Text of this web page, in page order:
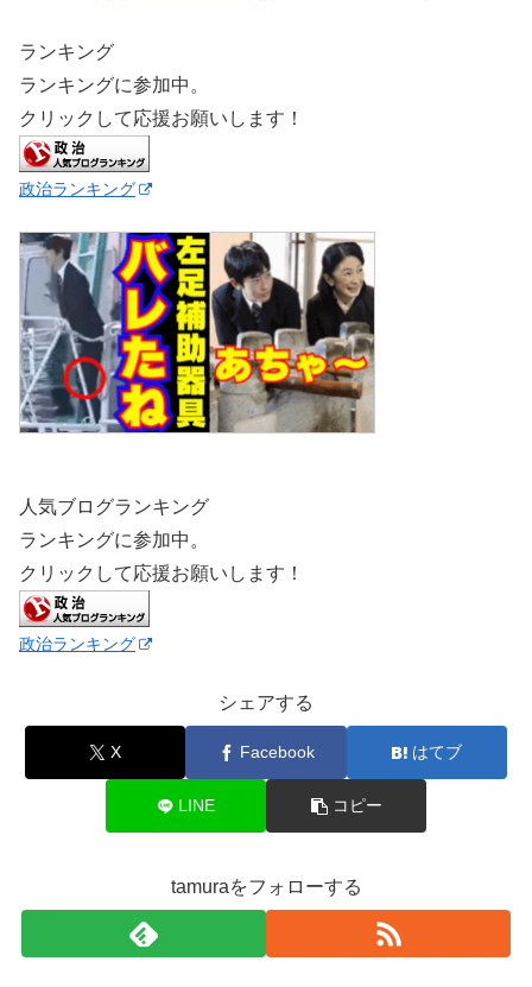
ランキング
ランキングに参加中。
クリックして応援お願いします！
政治ランキング
人気ブログランキング
ランキングに参加中。
クリックして応援お願いします！
政治ランキング
シェアする
X Facebook はてブ
LINE コピー
tamuraをフォローする